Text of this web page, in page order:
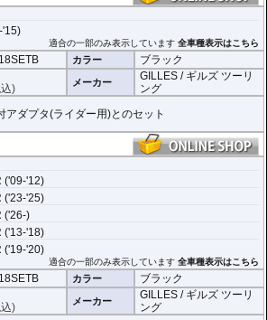
'15)
適合の一部のみ表示しています全車種表示はこちら
カラー ブラック
) メーカー
GILLES / ギルズ ツーリ
ング
ダプタ(ライダー用)とのセット
('09-'12)
('23-'25)
('26-)
('13-'18)
('19-'20)
適合の一部のみ表示しています全車種表示はこちら
カラー ブラック
) メーカー
GILLES / ギルズ ツーリ
ング